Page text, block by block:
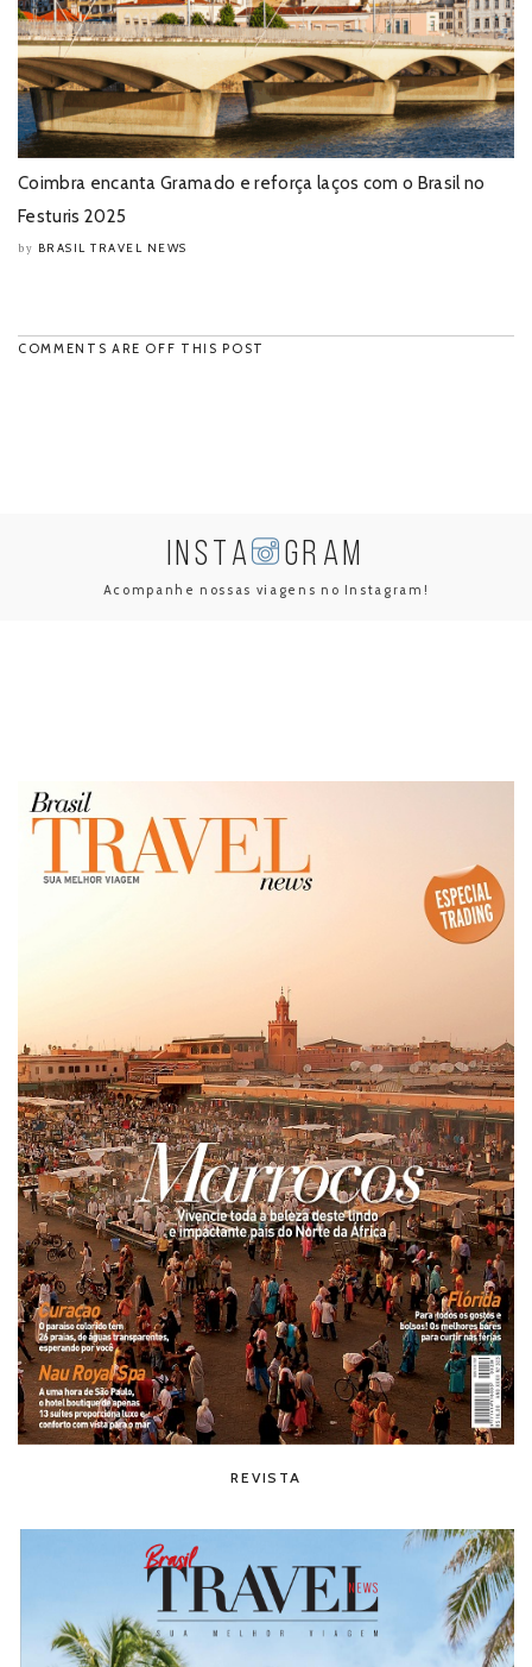
Coimbra encanta Gramado e reforça laços com o Brasil no
Festuris 2025
by BRASIL TRAVEL NEWS
COMMENTS ARE OFF THIS POST
INSTA GRAM
Acompanhe nossas viagens no Instagram!
REVISTA